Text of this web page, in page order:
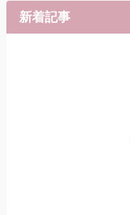
新着記事